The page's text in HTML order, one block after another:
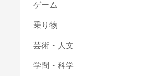
ゲーム
乗り物
芸術・人文
学問・科学